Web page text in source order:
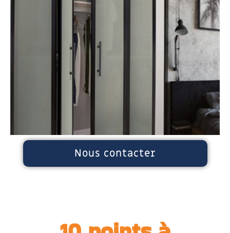
Nous contacter